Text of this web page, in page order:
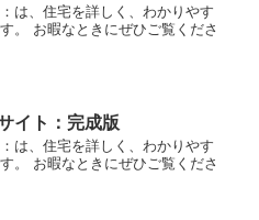
は、住宅を詳しく、わかりやす
。 お暇なときにぜひご覧くださ
イト：完成版
は、住宅を詳しく、わかりやす
。 お暇なときにぜひご覧くださ